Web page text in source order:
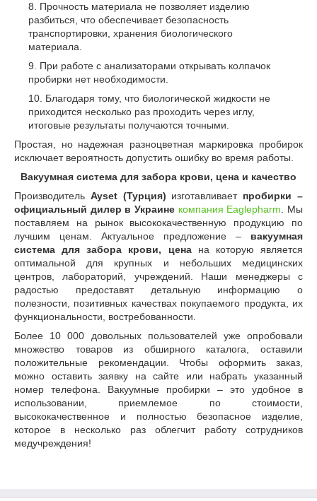
Прочность материала не позволяет изделию
разбиться, что обеспечивает безопасность
транспортировки, хранения биологического
материала.
При работе с анализаторами открывать колпачок
пробирки нет необходимости.
Благодаря тому, что биологической жидкости не
приходится несколько раз проходить через иглу,
итоговые результаты получаются точными.
Простая, но надежная разноцветная маркировка пробирок
исключает вероятность допустить ошибку во время работы.
Вакуумная система для забора крови, цена и качество
Производитель Ayset (Турция) изготавливаетпробирки –
официальный дилер в Украине компания Eaglepharm. Мы
поставляем на рынок высококачественную продукцию по
лучшим ценам. Актуальное предложение – вакуумная
система для забора крови, ценана которую является
оптимальной для крупных и небольших медицинских
центров, лабораторий, учреждений. Наши менеджеры с
радостью предоставят детальную информацию о
полезности, позитивных качествах покупаемого продукта, их
функциональности, востребованности.
Более 10 000 довольных пользователей уже опробовали
множество товаров из обширного каталога, оставили
положительные рекомендации. Чтобы оформить заказ,
можно оставить заявку на сайте или набрать указанный
номер телефона. Вакуумные пробирки – это удобное в
использовании, приемлемое по стоимости,
высококачественное и полностью безопасное изделие,
которое в несколько раз облегчит работу сотрудников
медучреждения!